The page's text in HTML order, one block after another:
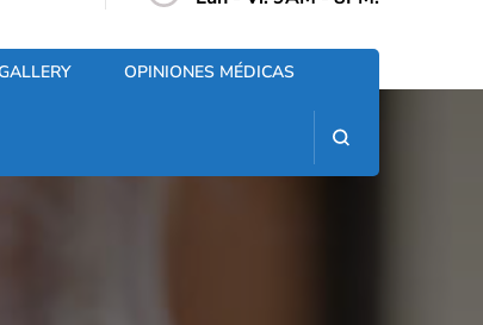
OPINIONES MÉDICAS